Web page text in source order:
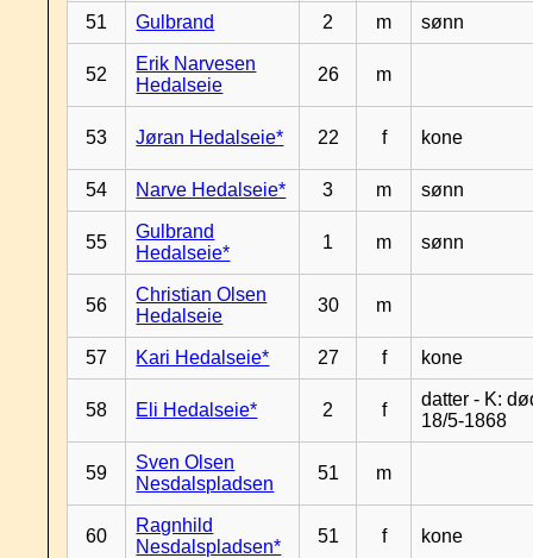
51 Gulbrand 2 m sønn
52
Erik Narvesen
Hedalseie
26 m
53 Jøran Hedalseie* 22 f kone
54 Narve Hedalseie* 3 m sønn
55
Gulbrand
Hedalseie*
1 m sønn
56
Christian Olsen
Hedalseie
30 m
57 Kari Hedalseie* 27 f kone
58 Eli Hedalseie* 2 f
datter - K:
18/5-1868
59
Sven Olsen
Nesdalspladsen
51 m
60
Ragnhild
Nesdalspladsen*
51 f kone